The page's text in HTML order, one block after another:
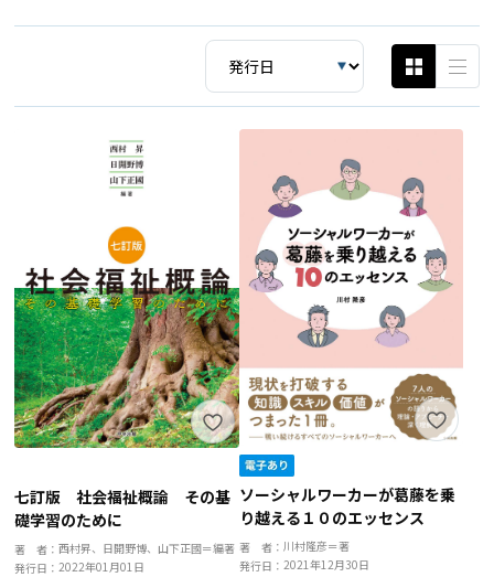
七訂版 社会福祉概論 その基
礎学習のために
著 者：西村昇、日開野博、山下正國＝編著
発行日：2022年01月01日
ソーシャルワーカーが葛藤を乗
り越える１０のエッセンス
著 者： 川村隆彦＝著
発行日： 2021年12月30日